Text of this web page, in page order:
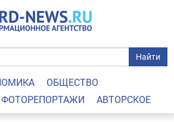
Найти
ОБЩЕСТВО
ФОТОРЕПОРТАЖИ АВТОРСКОЕ